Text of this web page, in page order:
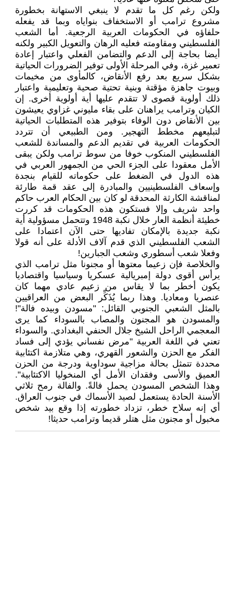
ولكن رغم كل ما تقدم لا ينبغي الاستهانة بخطورة
مشروع ترامب أو الاستخفاف بنواياه وبما قد يفعله
حلفاؤه في الحكومات العربية الرجعية. أما الشعب
الفلسطيني ومقاومته فعليه الرهان والتعويل الكبير ولكنه
أيضا بحاجة إلى الدعم والتضامن الفعلي واعتبار إعادة
تعمير غزة، وفي المرحلة الأولى توفير الضرورات الحياتية
بشكل سريع بعد رفع الأنقاض، كالمأوى من مخيمات
وبيوت جاهزة مؤقتة وبنية تحتية صحية وتعليمية واعتبار
ذلك أولوية قصوى لا تتقدم عليها أية أولوية أخرى. إن
الكيان وترامب يراهنان على بقاء مليوني غزاوي يعيشون
بين الأنقاض دون الوفاء بتوفير هذه المتطلبات الحياتية
لتبليعهم مخطط التهجير. ومن الطبيعي أن تتردد
الحكومات العربية في تقديم الدعم والمساندة للشعب
الفلسطيني المنكوب خوفا من سوط ترامب ولكن يبقى
الأمل معقودا على الجزء الحي من الجمهور العربي في
هذه الدول في الضغط على حكوماته للقيام بنجدة
وإسعاف الفلسطينيين والمبادرة إلى عقد قمة طارئة
لمناقشة الكارثة المحدقة لو كان بين الحكام العرب حاكم
واحد شريف وإلا فستكون هذه الحكومات قد كررت
خطيئة أنظمة العار خلال نكبة 1948 وتتحمل مسؤولية أية
نكبة جديدة بالإمكان تفاديها حتى الآن اعتمادا على
الشعب الفلسطيني الذي قدم آلاف الأدلة على أنه قولا
وفعلا شعب أسطوري وشعب الجبارين!
والخلاصة فإن زعيما معتوها أو مجنونا مثل ترامب الذي
يرأس أقوى دولة إمبريالية عسكريا وسياسيا واقتصاديا
يكون أخطر بما لا يقاس من زعيم عادي مهما كان
عنصريا ومعاديا. وهذا ربما يُذَكِّر البعض من العراقيين
بالمثل الشعبي الجنوبي القائل: "مسودن وبيده فالة"!
والمسودن هو المجنون والمصاب بالسوداء كما يرى
المعجمي الراحل الشيخ جلال الحنفي البغدادي. والسوداء
تعني في اللغة العربية "مرض نفساني يؤدي إلى فساد
الفكر مع الحزن والشعور القهري، وهي متلازمة اكتئابية
محددة تتمثل بحالة مزاجية سوداوية ودرجة من الحزن
العميق والأسى وفقدان الأمل أي المنخوليا الاكتئابية".
وهذا الشخص المسودن يحمل فالةً. والفالة رمح ثلاثي
الأسنة الحادة يستعمل لصيد الأسماك في جنوب العراق.
أي إنه سلاح خطر، تزداد خطورته إذا وقع بيد شخص
مخبول أو مجنون مثل هتلر قديما وترامب حديثا!